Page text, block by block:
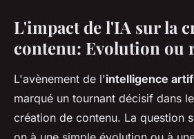
L'impact de l'IA sur la
contenu: Evolution ou
L'avènement de l'intelligence
marqué un tournant décisif dans
création de contenu. La question